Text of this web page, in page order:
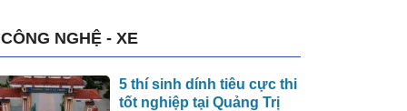
CÔNG NGHỆ - XE
5 thí sinh dính tiêu cực thi
tốt nghiệp tại Quảng Trị